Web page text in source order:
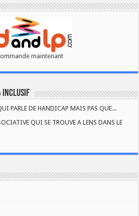
maintenant
PARLE DE HANDICAP MAIS PAS QUE...
QUI SE TROUVE A LENS DANS LE